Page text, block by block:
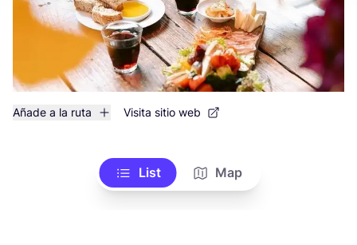
Añade a la ruta Visita sitio web
List Map